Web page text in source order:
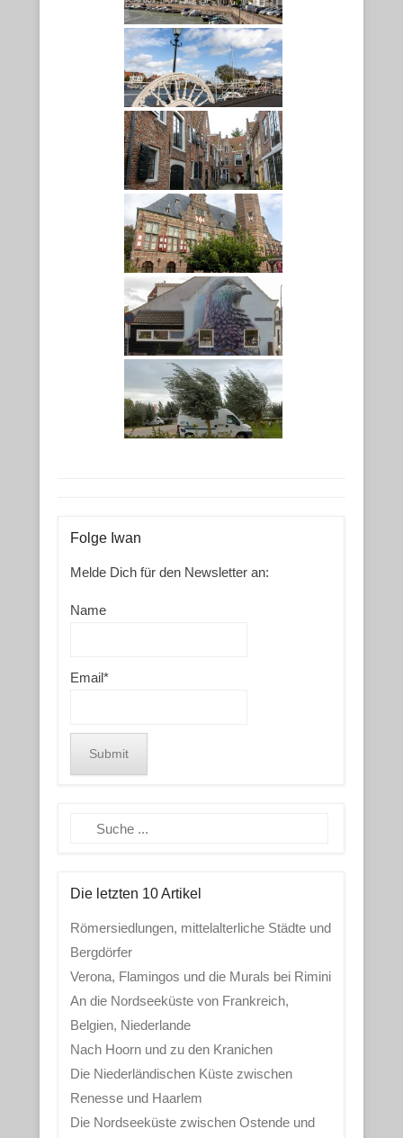
Folge Iwan
Melde Dich für den Newsletter an:
Name
Email*
Search
Die letzten 10 Artikel
Römersiedlungen, mittelalterliche Städte und
Bergdörfer
Verona, Flamingos und die Murals bei Rimini
An die Nordseeküste von Frankreich,
Belgien, Niederlande
Nach Hoorn und zu den Kranichen
Die Niederländischen Küste zwischen
Renesse und Haarlem
Die Nordseeküste zwischen Ostende und